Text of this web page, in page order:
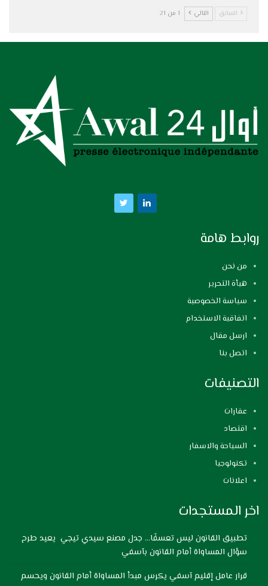
السابق التالي 1 من 21
روابط هامة
من نحن
هيأة التحرير
سياسة الخصوصية
اتفاقية الاستخدام
ارسل مقال
اتصل بنا
التصنيفات
عقارات
اقتصاد
السياحة والاسفار
تكنولوجيا
اعلانات
اخر المستجدات
تطبيق القانون ليس تعسفًا… جدل مصنع سيدي تيجي يعيد طرح
سؤال المساواة أمام القانون بآسفي
قرار عامل إقليم آسفي يكرس مبدأ المساواة أمام القانون ويحسم